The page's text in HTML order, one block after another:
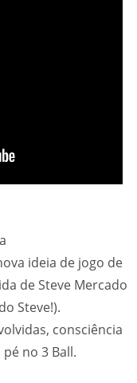
ideia de jogo de
de Steve Mercado
Steve!).
consciência
no 3 Ball.